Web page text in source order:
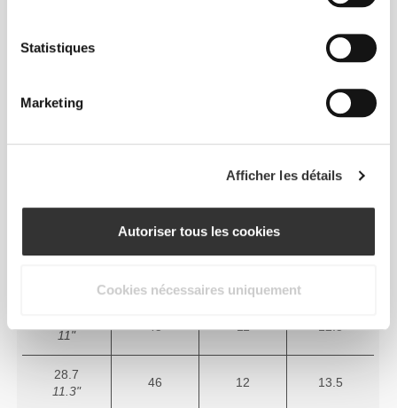
Statistiques
Marketing
Afficher les détails
Autoriser tous les cookies
Cookies nécessaires uniquement
24.7
9.7"
8.5
25.3
10"
9
26.7
11"
45 11 12.5
28.7
11.3"
46 12 13.5